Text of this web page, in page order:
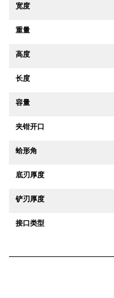
宽度
重量
高度
长度
容量
夹钳开口
蛤形角
底刃厚度
铲刃厚度
接口类型